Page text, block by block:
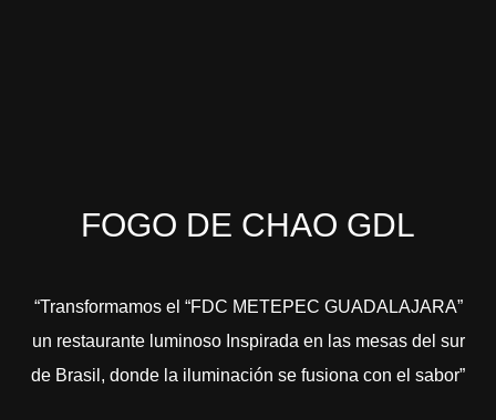
FOGO DE CHAO GDL
“Transformamos el “FDC METEPEC GUADALAJARA”
un restaurante luminoso Inspirada en las mesas del sur
de Brasil, donde la iluminación se fusiona con el sabor”